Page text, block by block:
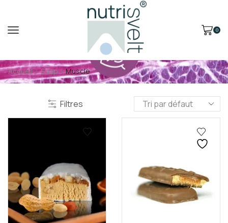
0
Accueil Shop Muscle
Filtres